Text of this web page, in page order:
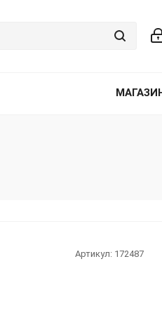
Артикул: 172487